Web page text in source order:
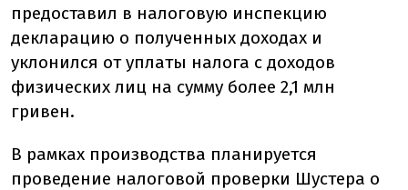
предоставил в налоговую инспекцию
декларацию о полученных доходах и
уклонился от уплаты налога с доходов
физических лиц на сумму более 2,1 млн
гривен.
В рамках производства планируется
проведение налоговой проверки Шустера о